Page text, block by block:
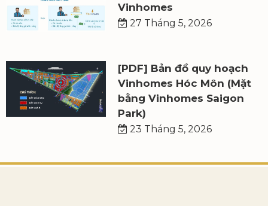
Vinhomes
27 Tháng 5, 2026
[PDF] Bản đồ quy hoạch
Vinhomes Hóc Môn (Mặt
bằng Vinhomes Saigon
Park)
23 Tháng 5, 2026